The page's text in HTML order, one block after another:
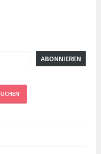
ABONNIEREN